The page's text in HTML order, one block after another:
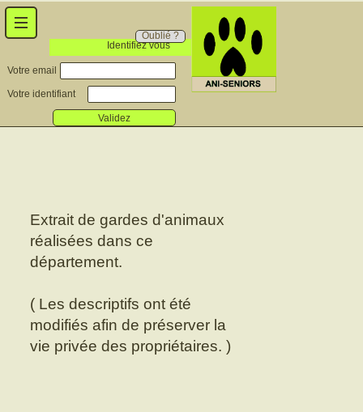
Identifiez vous
Oublié ?
Votre email
Votre identifiant
Validez
Extrait de gardes d'animaux
réalisées dans ce
département.
( Les descriptifs ont été
modifiés afin de préserver la
vie privée des propriétaires. )